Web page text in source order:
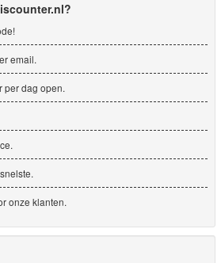
email.
per dag open.
onze klanten.